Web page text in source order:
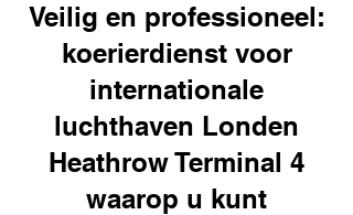
Veilig en professioneel:
koerierdienst voor
internationale
luchthaven Londen
Heathrow Terminal 4
waarop u kunt